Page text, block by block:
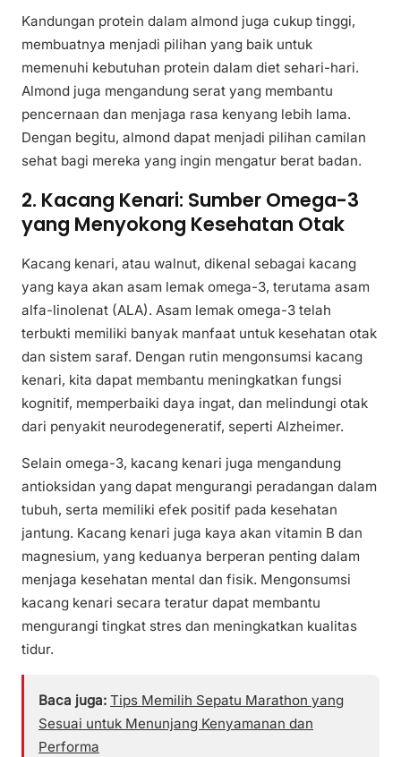
Kandungan protein dalam almond juga cukup tinggi,
membuatnya menjadi pilihan yang baik untuk
memenuhi kebutuhan protein dalam diet sehari-hari.
Almond juga mengandung serat yang membantu
pencernaan dan menjaga rasa kenyang lebih lama.
Dengan begitu, almond dapat menjadi pilihan camilan
sehat bagi mereka yang ingin mengatur berat badan.
2. Kacang Kenari: Sumber Omega-3
yang Menyokong Kesehatan Otak
Kacang kenari, atau walnut, dikenal sebagai kacang
yang kaya akan asam lemak omega-3, terutama asam
alfa-linolenat (ALA). Asam lemak omega-3 telah
terbukti memiliki banyak manfaat untuk kesehatan otak
dan sistem saraf. Dengan rutin mengonsumsi kacang
kenari, kita dapat membantu meningkatkan fungsi
kognitif, memperbaiki daya ingat, dan melindungi otak
dari penyakit neurodegeneratif, seperti Alzheimer.
Selain omega-3, kacang kenari juga mengandung
antioksidan yang dapat mengurangi peradangan dalam
tubuh, serta memiliki efek positif pada kesehatan
jantung. Kacang kenari juga kaya akan vitamin B dan
magnesium, yang keduanya berperan penting dalam
menjaga kesehatan mental dan fisik. Mengonsumsi
kacang kenari secara teratur dapat membantu
mengurangi tingkat stres dan meningkatkan kualitas
tidur.
Baca juga: Tips Memilih Sepatu Marathon yang
Sesuai untuk Menunjang Kenyamanan dan
Performa